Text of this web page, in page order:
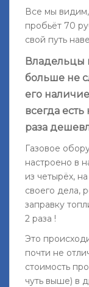
Все мы
пробьёт 70
свой путь
Владельцы
больше не
его
всегда есть
раза
Газовое
настроено в
из четырёх,
своего дела,
заправку
2 раза !
Это
почти не
стоимость
чуть выше) в